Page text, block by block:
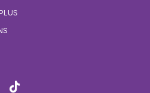
Instagram